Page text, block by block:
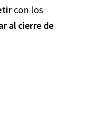
con los
al cierre de